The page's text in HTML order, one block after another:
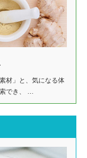
材」と、気になる体
でき、 …